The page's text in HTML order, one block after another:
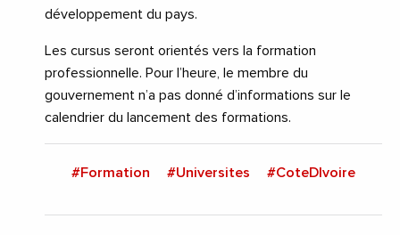
développement du pays.
Les cursus seront orientés vers la formation
professionnelle. Pour l’heure, le membre du
gouvernement n’a pas donné d’informations sur le
calendrier du lancement des formations.
#Formation #Universites #CoteDIvoire